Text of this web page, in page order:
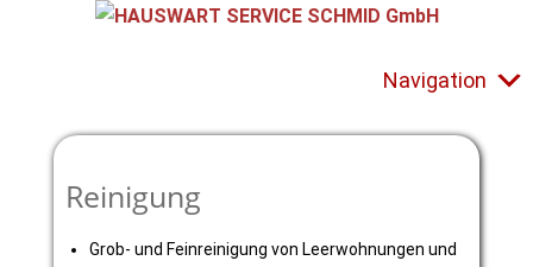
Navigation
Reinigung
Grob- und Feinreinigung von Leerwohnungen und